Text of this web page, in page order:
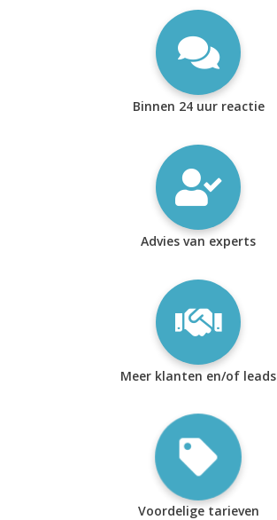
Binnen 24 uur reactie
Advies van experts
Meer klanten en/of leads
Voordelige tarieven